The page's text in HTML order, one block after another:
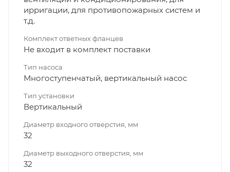
ирригации, для противопожарных систем и
т.д.
Комплект ответных фланцев
Не входит в комплект поставки
Тип насоса
Многоступенчатый, вертикальный насос
Тип установки
Вертикальный
Диаметр входного отверстия, мм
32
Диаметр выходного отверстия, мм
32